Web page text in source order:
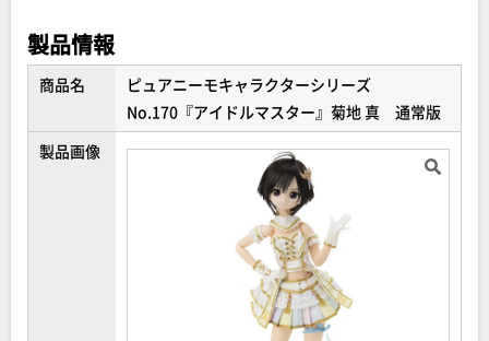
ASOBI STOREプレミアム会員の方には特製ドールスタンド
が付属します。
製品情報
商品名
ピュアニーモキャラクターシリーズ
No.170『アイドルマスター』菊地 真 通常版
製品画像